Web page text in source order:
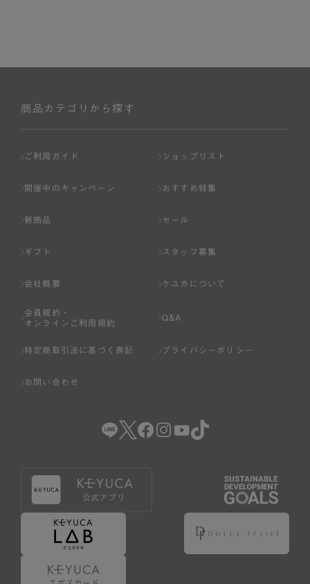
商品カテゴリから探す
ご利用ガイド ショップリスト
開催中のキャンペーン おすすめ特集
新商品 セール
ギフト スタッフ募集
会社概要 ケユカについて
会員規約・
オンラインご利用規約
Q&A
特定商取引法に基づく表記 プライバシーポリシー
お問い合わせ